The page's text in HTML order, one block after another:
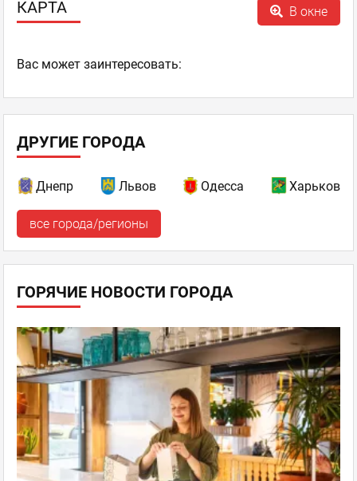
КАРТА В окне
Ваc может заинтересовать:
ДРУГИЕ ГОРОДА
Днепр Львов Одесса Харьков
все города/регионы
ГОРЯЧИЕ НОВОСТИ ГОРОДА